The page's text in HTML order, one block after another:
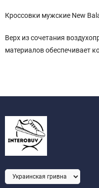
Кроссовки мужские New
Верх из сочетания
материалов обеспечивает